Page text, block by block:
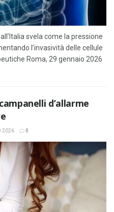
svela come la pressione
l’invasività delle cellule
Roma, 29 gennaio 2026
d’allarme
2026 0